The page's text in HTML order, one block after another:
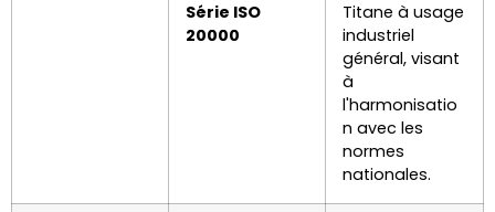
Série ISO
20000
Titane à usage
industriel
général, visant
à
l'harmonisatio
n avec les
normes
nationales.